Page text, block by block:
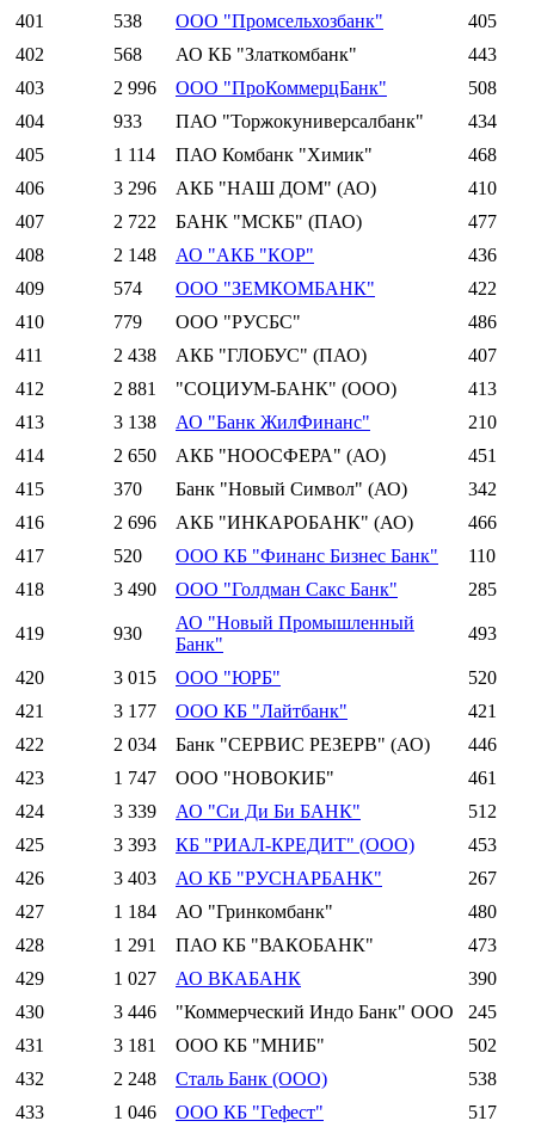
401
538 ООО "Промсельхозбанк"
405
402
568 АО КБ "Златкомбанк"
443
403
2 996 ООО "ПроКоммерцБанк"
508
404
933 ПАО "Торжокуниверсалбанк"
434
405
1 114 ПАО Комбанк "Химик"
468
406
3 296 АКБ "НАШ ДОМ" (АО)
410
407
2 722 БАНК "МСКБ" (ПАО)
477
408
2 148 АО "АКБ "КОР"
436
409
574 ООО "ЗЕМКОМБАНК"
422
410
779 ООО "РУСБС"
486
411
2 438 АКБ "ГЛОБУС" (ПАО)
407
412
2 881 "СОЦИУМ-БАНК" (ООО)
413
413
3 138 АО "Банк ЖилФинанс"
210
414
2 650 АКБ "НООСФЕРА" (АО)
451
415
370 Банк "Новый Символ" (АО)
342
416
2 696 АКБ "ИНКАРОБАНК" (АО)
466
417
520 ООО КБ "Финанс Бизнес Банк"
110
418
3 490 ООО "Голдман Сакс Банк" 285
419 930
АО "Новый Промышленный
Банк"
493
420 3 015 ООО "ЮРБ"
520
421
3 177 ООО КБ "Лайтбанк"
421
422
2 034 Банк "СЕРВИС РЕЗЕРВ" (АО)
446
423
1 747 ООО "НОВОКИБ"
461
424
3 339 АО "Си Ди Би БАНК"
512
425
3 393 КБ "РИАЛ-КРЕДИТ" (ООО)
453
426
3 403 АО КБ "РУСНАРБАНК"
267
427
1 184 АО "Гринкомбанк"
480
428
1 291 ПАО КБ "ВАКОБАНК"
473
429
1 027 АО ВКАБАНК
390
430
3 446 "Коммерческий Индо Банк" ООО
245
431
3 181 ООО КБ "МНИБ"
502
432
2 248 Сталь Банк (ООО)
538
433
1 046 ООО КБ "Гефест"
517